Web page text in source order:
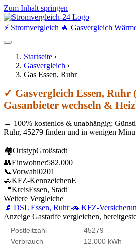
Zum Inhalt springen
⚡ Stromvergleich 🔥 Gasvergleich
Startseite ›
Gasvergleich ›
Gas Essen, Ruhr
✓ Gasvergleich Essen, Ruhr
Gasanbieter wechseln &
→ 100% kostenlos & unabhängig:
Ruhr, 45279 finden und in wenigen
🏘OrtstypGroßstadt
👥Einwohner582.000
📞Vorwahl0201
🚗KFZ-KennzeichenE
📍KreisEssen, Stadt
Weitere Vergleiche
📡 DSL Essen, Ruhr 🚗 KFZ-
Anzeige Gastarife vergleichen,